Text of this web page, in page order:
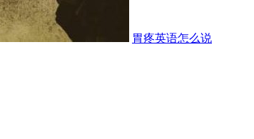
胃疼英语怎么说